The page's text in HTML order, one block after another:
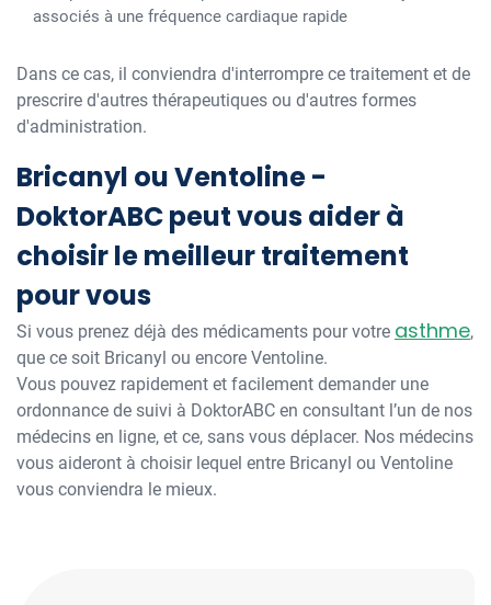
associés à une fréquence cardiaque rapide
Dans ce cas, il conviendra d'interrompre ce traitement et de
prescrire d'autres thérapeutiques ou d'autres formes
d'administration.
Bricanyl ou Ventoline -
DoktorABC peut vous aider à
choisir le meilleur traitement
pour vous
Si vous prenez déjà des médicaments pour votre asthme,
que ce soit Bricanyl ou encore Ventoline.
Vous pouvez rapidement et facilement demander une
ordonnance de suivi à DoktorABC en consultant l’un de nos
médecins en ligne, et ce, sans vous déplacer. Nos médecins
vous aideront à choisir lequel entre Bricanyl ou Ventoline
vous conviendra le mieux.